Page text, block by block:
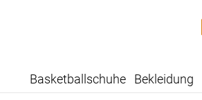
Basketballschuhe Bekleidung